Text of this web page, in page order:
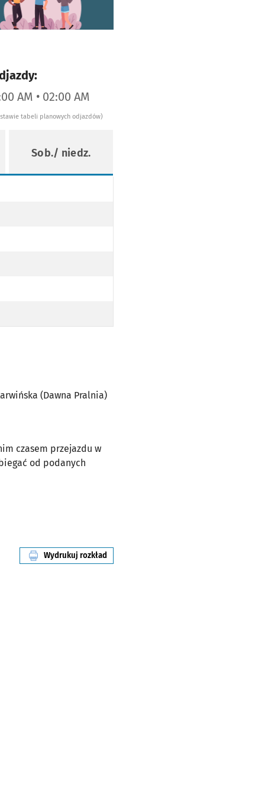
AM • 02:00 AM
tabeli planowych odjazdów)
Sob./ niedz.
(DAWNA PRALNIA) PO TRASIE)
(Dawna Pralnia)
czasem przejazdu w
od podanych
Wydrukuj rozkład
linii nr 245